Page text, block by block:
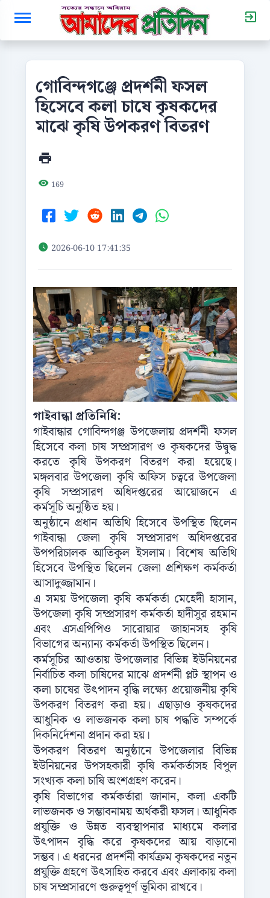
গোবিন্দগঞ্জে প্রদর্শনী ফসল
হিসেবে কলা চাষে কৃষকদের
মাঝে কৃষি উপকরণ বিতরণ
169
2026-06-10 17:41:35
গাইবান্ধা প্রতিনিধি:
গাইবান্ধার গোবিন্দগঞ্জ উপজেলায় প্রদর্শনী ফসল
হিসেবে কলা চাষ সম্প্রসারণ ও কৃষকদের উদ্বুদ্ধ
করতে কৃষি উপকরণ বিতরণ করা হয়েছে।
মঙ্গলবার উপজেলা কৃষি অফিস চত্বরে উপজেলা
কৃষি সম্প্রসারণ অধিদপ্তরের আয়োজনে এ
কর্মসূচি অনুষ্ঠিত হয়।
অনুষ্ঠানে প্রধান অতিথি হিসেবে উপস্থিত ছিলেন
গাইবান্ধা জেলা কৃষি সম্প্রসারণ অধিদপ্তরের
উপপরিচালক আতিকুল ইসলাম। বিশেষ অতিথি
হিসেবে উপস্থিত ছিলেন জেলা প্রশিক্ষণ কর্মকর্তা
আসাদুজ্জামান।
এ সময় উপজেলা কৃষি কর্মকর্তা মেহেদী হাসান,
উপজেলা কৃষি সম্প্রসারণ কর্মকর্তা হাদীসুর রহমান
এবং এসএপিপিও সারোয়ার জাহানসহ কৃষি
বিভাগের অন্যান্য কর্মকর্তা উপস্থিত ছিলেন।
কর্মসূচির আওতায় উপজেলার বিভিন্ন ইউনিয়নের
নির্বাচিত কলা চাষিদের মাঝে প্রদর্শনী প্লট স্থাপন ও
কলা চাষের উৎপাদন বৃদ্ধি লক্ষ্যে প্রয়োজনীয় কৃষি
উপকরণ বিতরণ করা হয়। এছাড়াও কৃষকদের
আধুনিক ও লাভজনক কলা চাষ পদ্ধতি সম্পর্কে
দিকনির্দেশনা প্রদান করা হয়।
উপকরণ বিতরণ অনুষ্ঠানে উপজেলার বিভিন্ন
ইউনিয়নের উপসহকারী কৃষি কর্মকর্তাসহ বিপুল
সংখ্যক কলা চাষি অংশগ্রহণ করেন।
কৃষি বিভাগের কর্মকর্তারা জানান, কলা একটি
লাভজনক ও সম্ভাবনাময় অর্থকরী ফসল। আধুনিক
প্রযুক্তি ও উন্নত ব্যবস্থাপনার মাধ্যমে কলার
উৎপাদন বৃদ্ধি করে কৃষকদের আয় বাড়ানো
সম্ভব। এ ধরনের প্রদর্শনী কার্যক্রম কৃষকদের নতুন
প্রযুক্তি গ্রহণে উৎসাহিত করবে এবং এলাকায় কলা
চাষ সম্প্রসারণে গুরুত্বপূর্ণ ভূমিকা রাখবে।